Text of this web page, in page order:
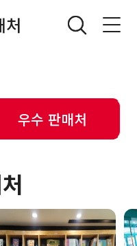
처
우수 판매처